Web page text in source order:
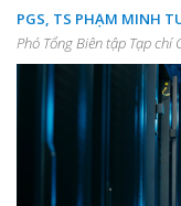
PGS, TS PHẠM MINH
Phó Tổng Biên tập Tạp chí